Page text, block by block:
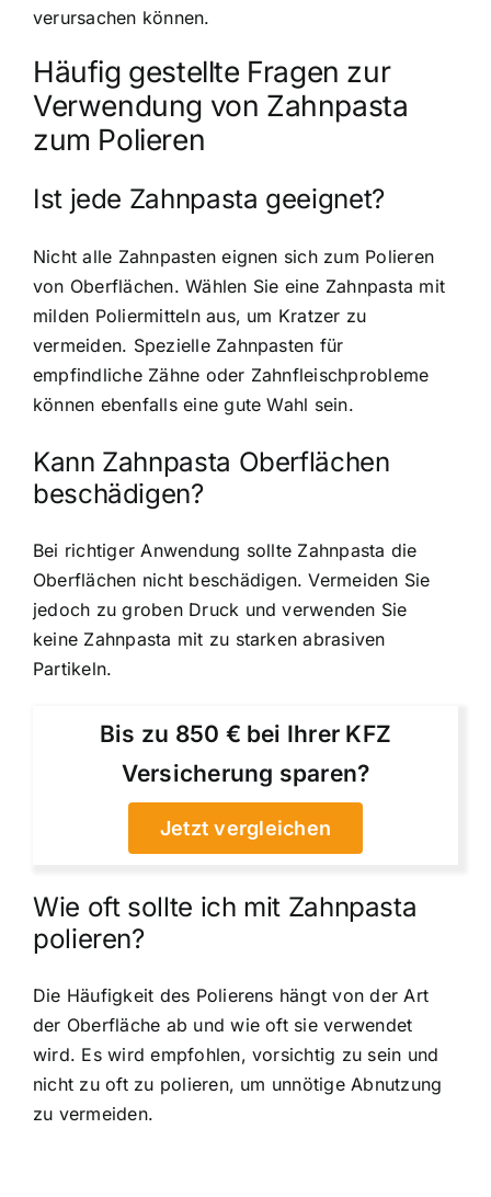
verursachen können.
Häufig gestellte Fragen zur
Verwendung von Zahnpasta
zum Polieren
Ist jede Zahnpasta geeignet?
Nicht alle Zahnpasten eignen sich zum Polieren
von Oberflächen. Wählen Sie eine Zahnpasta mit
milden Poliermitteln aus, um Kratzer zu
vermeiden. Spezielle Zahnpasten für
empfindliche Zähne oder Zahnfleischprobleme
können ebenfalls eine gute Wahl sein.
Kann Zahnpasta Oberflächen
beschädigen?
Bei richtiger Anwendung sollte Zahnpasta die
Oberflächen nicht beschädigen. Vermeiden Sie
jedoch zu groben Druck und verwenden Sie
keine Zahnpasta mit zu starken abrasiven
Partikeln.
Bis zu 850 € bei Ihrer KFZ
Versicherung sparen?
Jetzt vergleichen
Wie oft sollte ich mit Zahnpasta
polieren?
Die Häufigkeit des Polierens hängt von der Art
der Oberfläche ab und wie oft sie verwendet
wird. Es wird empfohlen, vorsichtig zu sein und
nicht zu oft zu polieren, um unnötige Abnutzung
zu vermeiden.